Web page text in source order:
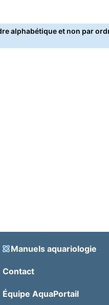
alphabétique et non par
Manuels aquariologie
Contact
Équipe AquaPortail